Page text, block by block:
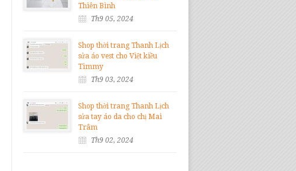
Thiên Bình
Th9 05, 2024
Shop thời trang Thanh Lịch
sửa áo vest cho Việt kiều
Timmy
Th9 03, 2024
Shop thời trang Thanh Lịch
sửa tay áo da cho chị Mai
Trâm
Th9 02, 2024